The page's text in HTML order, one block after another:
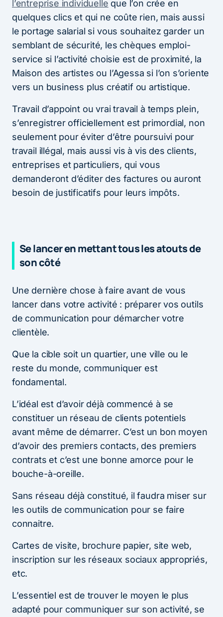
l’entreprise individuelle que l’on crée en
quelques clics et qui ne coûte rien, mais aussi
le portage salarial si vous souhaitez garder un
semblant de sécurité, les chèques emploi-
service si l’activité choisie est de proximité, la
Maison des artistes ou l’Agessa si l’on s’oriente
vers un business plus créatif ou artistique.
Travail d’appoint ou vrai travail à temps plein,
s’enregistrer officiellement est primordial, non
seulement pour éviter d’être poursuivi pour
travail illégal, mais aussi vis à vis des clients,
entreprises et particuliers, qui vous
demanderont d’éditer des factures ou auront
besoin de justificatifs pour leurs impôts.
Se lancer en mettant tous les atouts de
son côté
Une dernière chose à faire avant de vous
lancer dans votre activité : préparer vos outils
de communication pour démarcher votre
clientèle.
Que la cible soit un quartier, une ville ou le
reste du monde, communiquer est
fondamental.
L’idéal est d’avoir déjà commencé à se
constituer un réseau de clients potentiels
avant même de démarrer. C’est un bon moyen
d’avoir des premiers contacts, des premiers
contrats et c’est une bonne amorce pour le
bouche-à-oreille.
Sans réseau déjà constitué, il faudra miser sur
les outils de communication pour se faire
connaitre.
Cartes de visite, brochure papier, site web,
inscription sur les réseaux sociaux appropriés,
etc.
L’essentiel est de trouver le moyen le plus
adapté pour communiquer sur son activité, se